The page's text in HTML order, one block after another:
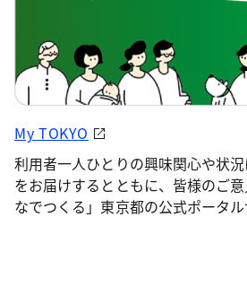
My TOKYO
利用者一人ひとりの興味関心や状
をお届けするとともに、皆様のご
なでつくる」東京都の公式ポータル